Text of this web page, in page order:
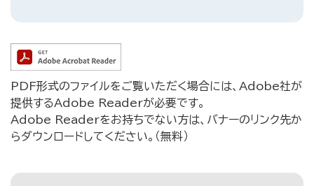
PDF形式のファイルをご覧いただく場合には、Adobe社が
提供するAdobe Readerが必要です。
Adobe Readerをお持ちでない方は、バナーのリンク先か
らダウンロードしてください。（無料）